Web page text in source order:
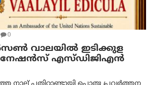
0
വാലയിൽ ഇടിക്കുള
എസ്ഡിജിഎൻ